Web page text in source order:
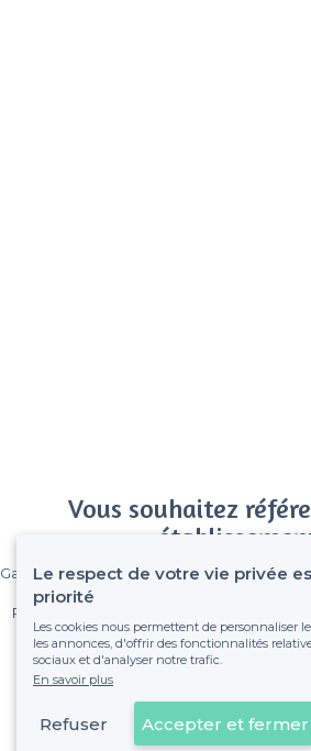
Vous souhaitez
Gagnez de nombreux clients parmi le
Pas de commissions et sans
fixe sans risque de voir
Référencer mon
Déjà client
Le respect de votre vie privée
priorité
Les cookies nous permettent de personnaliser
les annonces, d'offrir des fonctionnalités
sociaux et d'analyser notre trafic.
En savoir plus
Refuser Accepter et fermer